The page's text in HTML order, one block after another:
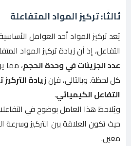
ثالثًا: تركيز المواد المتفاعلة
يُعد تركيز المواد أحد العوامل
التفاعل، إذ أن زيادة تركيز المواد
عدد الجزيئات في وحدة الحجم، مما
كل لحظة. وبالتالي، فإنزيادة
التفاعل الكيميائي.
ويُلاحظ هذا العامل بوضوح في
حيث تكون العلاقة بين التركيز وسرعة
معين.